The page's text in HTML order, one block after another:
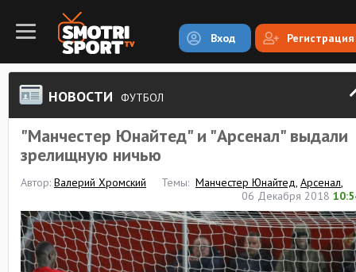
Вход Регистрация
НОВОСТИ ФУТБОЛ
"Манчестер Юнайтед" и "Арсенал" выдали
зрелищную ничью
Автор: Валерий Хромский Темы: Манчестер Юнайтед, Арсенал,
06 Декабря 2018